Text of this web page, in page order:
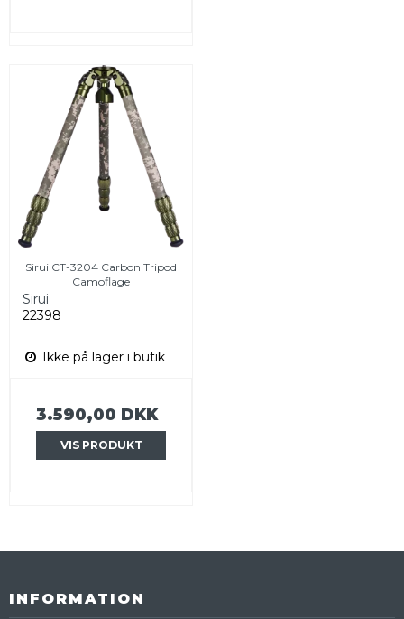
Sirui CT-3204 Carbon Tripod
Camoflage
Sirui
22398
Ikke på lager i butik
3.590,00 DKK
VIS PRODUKT
INFORMATION